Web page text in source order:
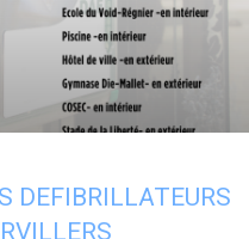
DEFIBRILLATEURS